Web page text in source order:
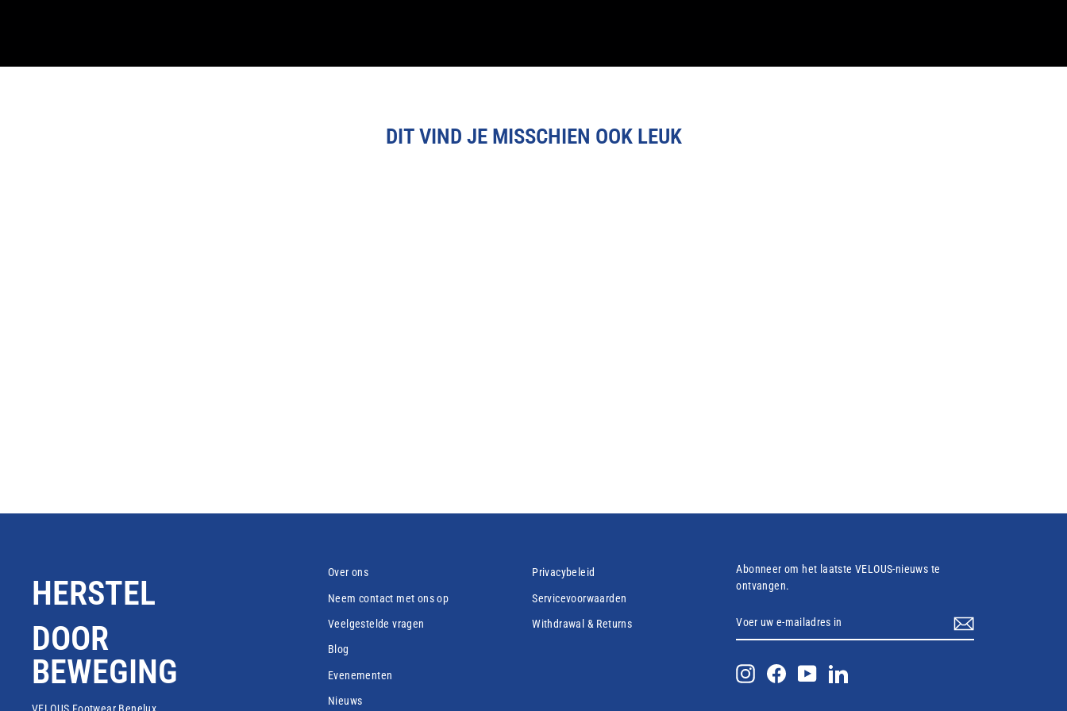
DIT VIND JE MISSCHIEN OOK LEUK
HERSTEL
DOOR
BEWEGING
Over ons
Neem contact met ons op
Veelgestelde vragen
Blog
Evenementen
Nieuws
Privacybeleid
Servicevoorwaarden
Withdrawal & Returns
Abonneer om het laatste VELOUS-nieuws te
ontvangen.
UW
E-
IN InstagramFacebookYouTubeLinkedIn